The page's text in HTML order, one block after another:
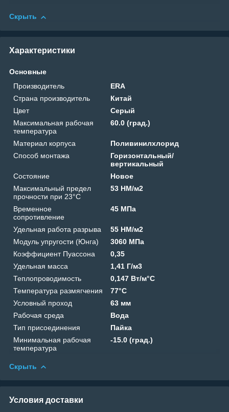
Скрыть
Характеристики
Основные
Производитель
ERA
Страна производитель
Китай
Цвет
Серый
Максимальная рабочая
температура
60.0 (град.)
Материал корпуса
Поливинилхлорид
Способ монтажа
Горизонтальный/
вертикальный
Состояние
Новое
Максимальный предел
прочности при 23°C
53 HM/м2
Временное
сопротивление
45 МПа
Удельная работа разрыва
55 HM/м2
Модуль упругости (Юнга)
3060 МПа
Коэффициент Пуассона
0,35
Удельная масса
1,41 Г/м3
Теплопроводимость
0,147 Вт/м°C
Температура размягчения
77°C
Условный проход
63 мм
Рабочая среда
Вода
Тип присоединения
Пайка
Минимальная рабочая
температура
-15.0 (град.)
Скрыть
Условия доставки